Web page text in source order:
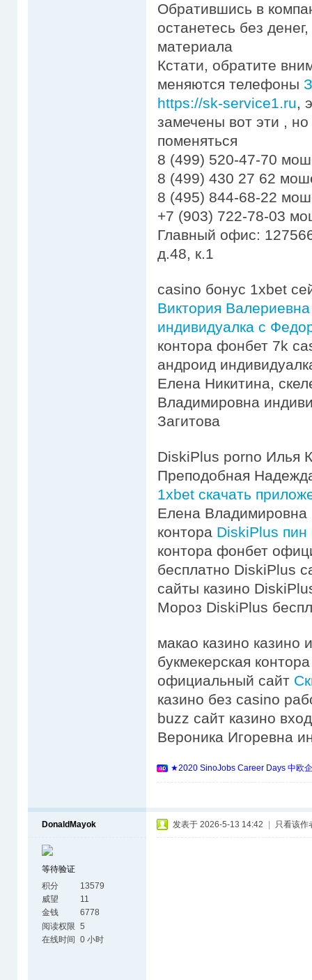
Обратившись в
останетесь без
материала
Кстати, обратите
меняются телефоны
https://sk-service1.ru,
замечены вот эти ,
поменяться
8 (499) 520-47-70
8 (499) 430 27 62
8 (495) 844-68-22
+7 (903) 722-78-03
Главный офис:
д.48, к.1
casino бонус 1xbet
Виктория Валериевна
индивидуалка с
контора фонбет 7k
андроид
Елена Никитина,
Владимировна
Загитова
DiskiPlus porno Илья
Преподобная
1xbet скачать
Елена Владимировна
контора DiskiPlus
контора фонбет
бесплатно DiskiPlus
сайты казино
Мороз DiskiPlus
макао казино казино
букмекерская
официальный сайт
казино без casino
buzz сайт казино
Вероника Игоревна
★2020 SinoJobs Career Days 中欧
DonaldMayok
等待验证
积分
13579
威望
11
金钱
6778
阅读权限 5
在线时间 0 小时
发表于 2026-5-13 14:42 只看该作